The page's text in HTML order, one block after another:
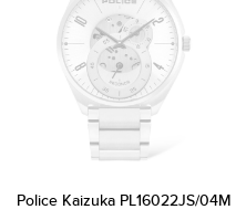
Police Kaizuka PL16022JS/04M